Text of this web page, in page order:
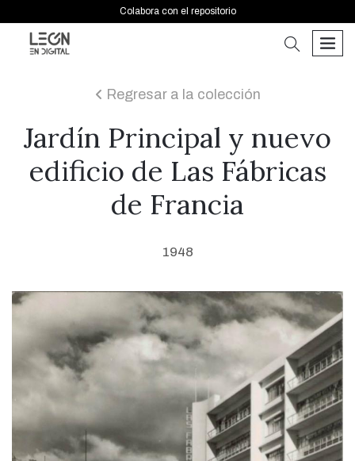
Colabora con el repositorio
buscar
icon
Regresar a la colección
Jardín Principal y nuevo
edificio de Las Fábricas
de Francia
1948